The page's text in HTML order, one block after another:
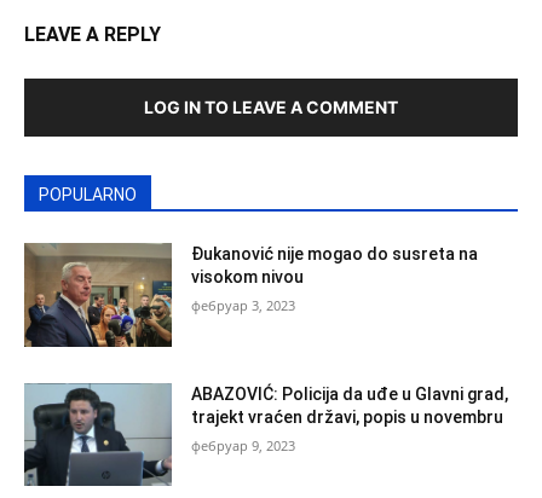
LEAVE A REPLY
LOG IN TO LEAVE A COMMENT
POPULARNO
Đukanović nije mogao do susreta na
visokom nivou
фебруар 3, 2023
ABAZOVIĆ: Policija da uđe u Glavni grad,
trajekt vraćen državi, popis u novembru
фебруар 9, 2023